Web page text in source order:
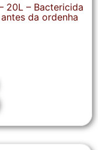
20L – Bactericida
da ordenha